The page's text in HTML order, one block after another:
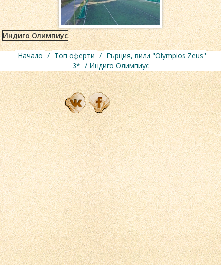
Индиго Олимпиус
Начало / Топ оферти / Гърция, вили "Olympios Zeus''
3* / Индиго Олимпиус